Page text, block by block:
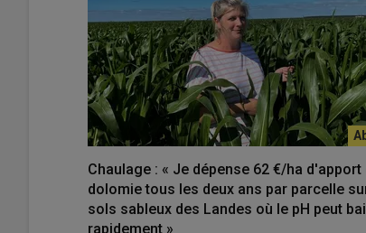
Quel éclairage avez-vous
sur les effets de l’acétamipride
J’ai été auditionné par deux membres de
latoxicitéde l’ acétamipride, notamment
aspect mais de nombreux travaux de recherche
Lire aussi |
Jaunisse de la betterave :
Chaulage : « Je dépense 62 €/ha d'apport
dolomie tous les deux ans par parcelle
sols sableux des Landes où le pH peut
rapidement »